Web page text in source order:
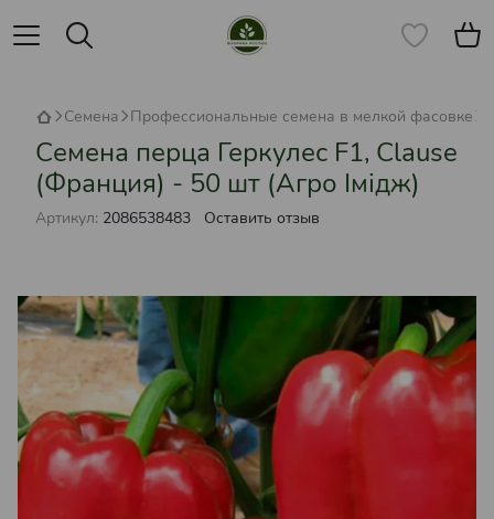
Семена Профессиональные семена в мелкой фасовке
Семена перца Геркулес F1, Clause
(Франция) - 50 шт (Агро Імідж)
Артикул: 2086538483 Оставить отзыв